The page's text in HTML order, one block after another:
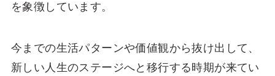
を象徴しています。
今までの生活パターンや価値観から抜け出して、
新しい人生のステージへと移行する時期が来てい